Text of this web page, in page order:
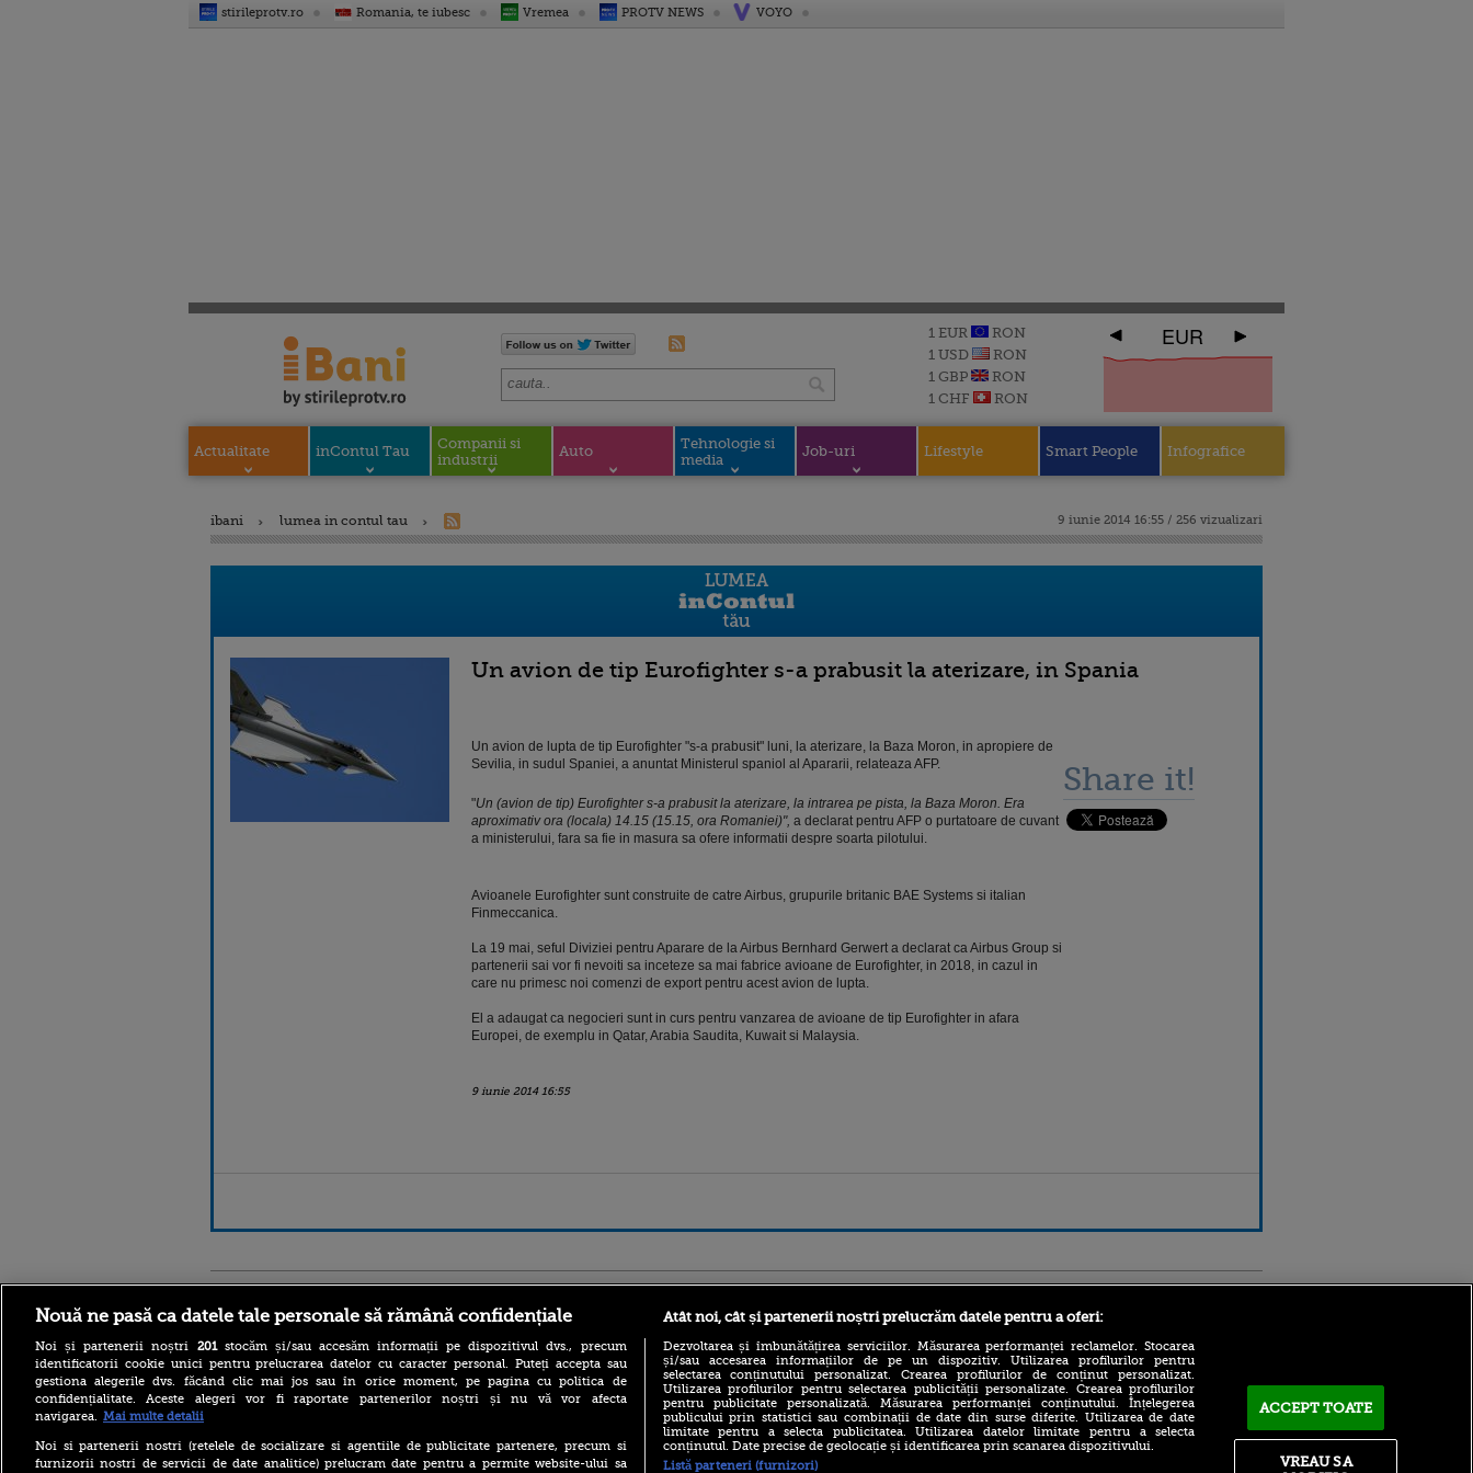
stirileprotv.ro Romania, te iubesc Vremea PROTV NEWS VOYO
1 EUR
RON
1 USD
RON
1 GBP
RON
1 CHF
RON
EUR
Actualitate inContul Tau
Companii si
industrii
Auto
Tehnologie si
media
Job-uri Lifestyle Smart People Infografice
ibani lumea in contul tau 9 iunie 2014 16:55 / 256 vizualizari
Un avion de tip Eurofighter s-a prabusit la aterizare, in Spania
Un avion de lupta de tip Eurofighter "s-a prabusit" luni, la aterizare, la Baza Moron, in apropiere de
Sevilia, in sudul Spaniei, a anuntat Ministerul spaniol al Apararii, relateaza AFP.
"Un (avion de tip) Eurofighter s-a prabusit la aterizare, la intrarea pe pista, la Baza Moron. Era
aproximativ ora (locala) 14.15 (15.15, ora Romaniei)", a declarat pentru AFP o purtatoare de cuvant
a ministerului, fara sa fie in masura sa ofere informatii despre soarta pilotului.
Avioanele Eurofighter sunt construite de catre Airbus, grupurile britanic BAE Systems si italian
Finmeccanica.
La 19 mai, seful Diviziei pentru Aparare de la Airbus Bernhard Gerwert a declarat ca Airbus Group si
partenerii sai vor fi nevoiti sa inceteze sa mai fabrice avioane de Eurofighter, in 2018, in cazul in
care nu primesc noi comenzi de export pentru acest avion de lupta.
El a adaugat ca negocieri sunt in curs pentru vanzarea de avioane de tip Eurofighter in afara
Europei, de exemplu in Qatar, Arabia Saudita, Kuwait si Malaysia.
9 iunie 2014 16:55
Share it!
urs din Suceava, surprins în
timp ce se scarpină de
(P) Descoperă Lumea
OUT! Pleacă de la Inter și
semnează cu Parma
Nouă ne pasă ca datele tale personale să rămână confidențiale
Noi și partenerii noștri 201stocăm și/sau accesăm informații pe dispozitivul dvs., precum
identificatorii cookie unici pentru prelucrarea datelor cu caracter personal. Puteți accepta sau
gestiona alegerile dvs. făcând clic mai jos sau în orice moment, pe pagina cu politica de
confidențialitate. Aceste alegeri vor fi raportate partenerilor noștri și nu vă vor afecta
navigarea. Mai multe detalii
Noi si partenerii nostri (retelele de socializare si agentiile de publicitate partenere, precum si
furnizorii nostri de servicii de date analitice) prelucram date pentru a permite website-ului sa
Atât noi, cât și partenerii noștri prelucrăm datele pentru a oferi:
Dezvoltarea și îmbunătățirea serviciilor. Măsurarea performanței reclamelor. Stocarea
și/sau accesarea informațiilor de pe un dispozitiv. Utilizarea profilurilor pentru
selectarea conținutului personalizat. Crearea profilurilor de conținut personalizat.
Utilizarea profilurilor pentru selectarea publicității personalizate. Crearea profilurilor
pentru publicitate personalizată. Măsurarea performanței conținutului. Înțelegerea
publicului prin statistici sau combinații de date din surse diferite. Utilizarea de date
limitate pentru a selecta publicitatea. Utilizarea datelor limitate pentru a selecta
conținutul. Date precise de geolocație și identificarea prin scanarea dispozitivului.
Listă parteneri (furnizori)
ACCEPT TOATE
VREAU SA